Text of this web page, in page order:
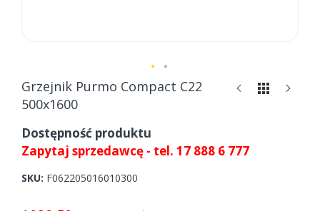
Skip
to
beginning
of
the
images
Grzejnik Purmo Compact C22
500x1600
Dostępność produktu
Zapytaj sprzedawcę - tel. 17 888 6 777
SKU F062205016010300